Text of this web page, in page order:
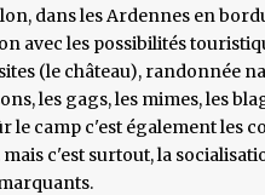
dans les Ardennes en
avec les possibilités
(le château), randonnée
les gags, les mimes, les
le camp c'est également les
c'est surtout, la